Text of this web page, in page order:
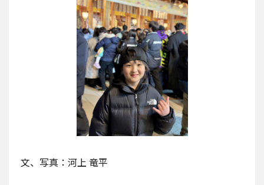
文、写真：河上 竜平